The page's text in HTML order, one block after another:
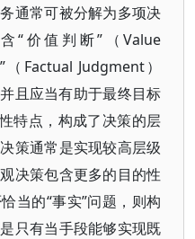
通常可被分解为多项决
“价值判断”（Value
Factual Judgment）
且应当有助于最终目标
特点，构成了决策的层
策通常是实现较高层级
决策包含更多的目的性
当的“事实”问题，则构
只有当手段能够实现既